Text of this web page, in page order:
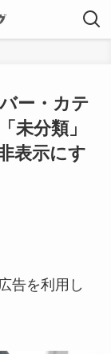
ー・カテ
未分類」
表示にす
告を利用し